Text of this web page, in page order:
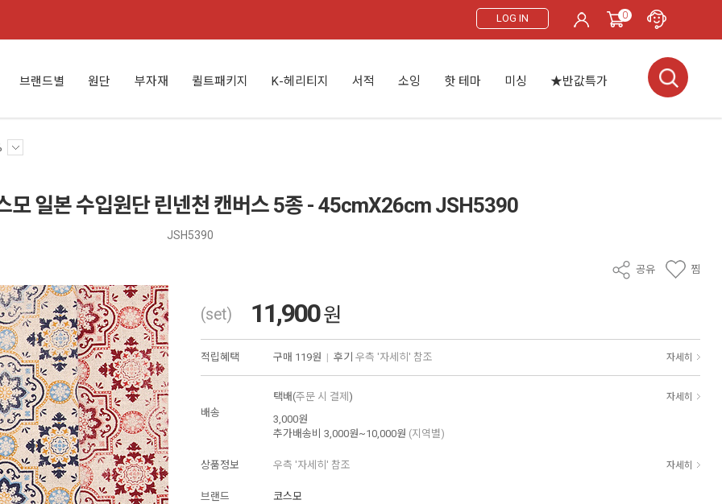
LOG IN 0
브랜드별 원단 부자재 퀼트패키지 K-헤리티지 서적 소잉 핫 테마 미싱 ★반값특가
모 일본 수입원단 린넨천 캔버스 5종 - 45cmX26cm JSH5390
JSH5390
공유 찜
(set) 11,900원
적립혜택 구매 119원 | 후기 우측 '자세히' 참조 자세히
배송
택배(주문 시 결제 ) 자세히
3,000원
추가배송비 3,000원~10,000원 (지역별)
상품정보 우측 '자세히' 참조 자세히
브랜드 코스모